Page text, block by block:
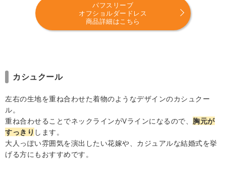
パフスリーブ
オフショルダードレス
商品詳細はこちら
カシュクール
左右の生地を重ね合わせた着物のようなデザインのカシュクー
ル。
重ね合わせることでネックラインがⅤラインになるので、 胸元が
すっきり します。
大人っぽい雰囲気を演出したい花嫁や、カジュアルな結婚式を挙
げる方にもおすすめです。